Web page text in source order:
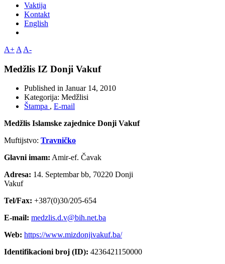
Vaktija
Kontakt
English
A+ A A-
Medžlis IZ Donji Vakuf
Published in Januar 14, 2010
Kategorija: Medžlisi
Štampa , E-mail
Medžlis Islamske zajednice Donji Vakuf
Muftijstvo: Travničko
Glavni imam: Amir-ef. Čavak
Adresa: 14. Septembar bb, 70220 Donji
Vakuf
Tel/Fax: +387(0)30/205-654
E-mail: medzlis.d.v@bih.net.ba
Web: https://www.mizdonjivakuf.ba/
Identifikacioni broj (ID): 4236421150000